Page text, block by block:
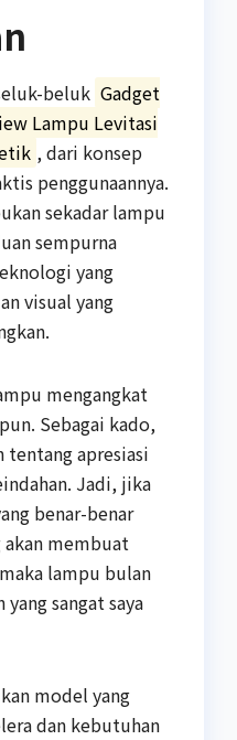
beluk Gadget
Lampu Levitasi
, dari konsep
penggunaannya.
sekadar lampu
sempurna
yang
visual yang
mengangkat
Sebagai kado,
tentang apresiasi
Jadi, jika
benar-benar
membuat
lampu bulan
sangat saya
model yang
dan kebutuhan